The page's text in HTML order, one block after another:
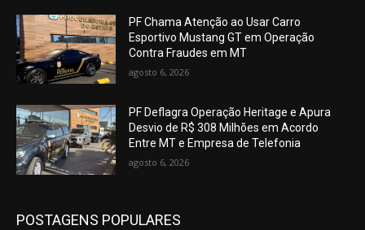
PF Chama Atenção ao Usar Carro
Esportivo Mustang GT em Operação
Contra Fraudes em MT
agosto 6, 2026
PF Deflagra Operação Heritage e Apura
Desvio de R$ 308 Milhões em Acordo
Entre MT e Empresa de Telefonia
agosto 6, 2026
POSTAGENS POPULARES